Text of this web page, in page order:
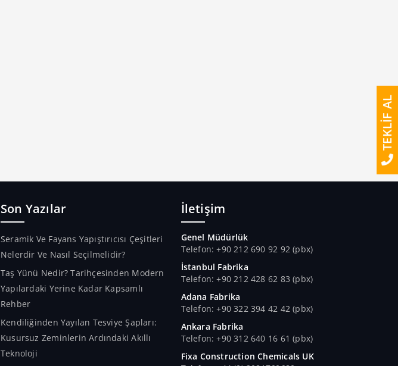
Son Yazılar
Seramik Ve Fayans Yapıştırıcısı Çeşitleri
Nelerdir Ve Nasıl Seçilmelidir?
Taş Yünü Nedir? Tarihçesinden Modern
Yapılardaki Yerine Kadar Kapsamlı
Rehber
Kendiliğinden Yayılan Tesviye Şapları:
Kusursuz Zeminlerin Ardındaki Akıllı
Teknoloji
İletişim
Genel Müdürlük
Telefon: +90 212 690 92 92 (pbx)
İstanbul Fabrika
Telefon: +90 212 428 62 83 (pbx)
Adana Fabrika
Telefon: +90 322 394 42 42 (pbx)
Ankara Fabrika
Telefon: +90 312 640 16 61 (pbx)
Fixa Construction Chemicals UK
TEKLİF AL